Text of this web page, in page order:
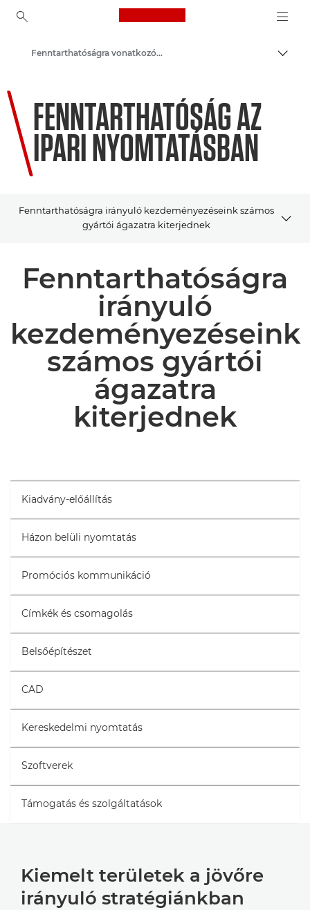
Canon Logo, back to
Fenntarthatóságra vonatkozó fejlesztések és kezdeményezések
FENNTARTHATÓSÁG AZ
IPARI NYOMTATÁSBAN
Fenntarthatóságra irányuló kezdeményezéseink számos
gyártói ágazatra kiterjednek
CIKKEK ÉS ESETTANULMÁNYOK
Fenntarthatóságra
irányuló
kezdeményezéseink
számos gyártói
ágazatra
kiterjednek
Kiadvány-előállítás
Házon belüli nyomtatás
Promóciós kommunikáció
Címkék és csomagolás
Belsőépítészet
CAD
Kereskedelmi nyomtatás
Szoftverek
Támogatás és szolgáltatások
Kiemelt területek a jövőre
irányuló stratégiánkban